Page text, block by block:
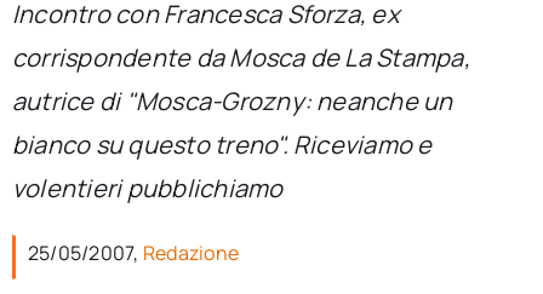
Sezioni
Chi siamo
Cerca
Incontro con Francesca Sforza, ex
corrispondente da Mosca de La Stampa,
autrice di "Mosca-Grozny: neanche un
bianco su questo treno". Riceviamo e
volentieri pubblichiamo
25/05/2007, Redazione